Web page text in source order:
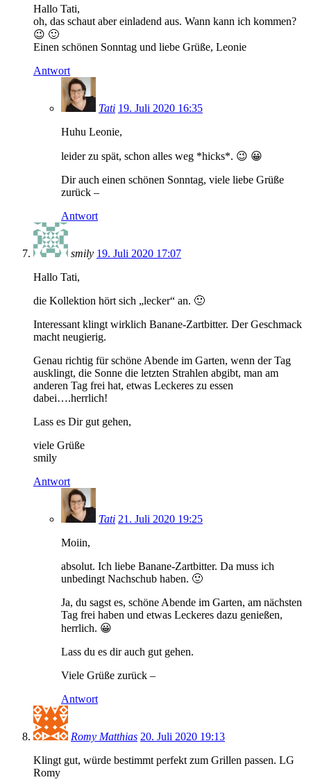
Hallo Tati,
oh, das schaut aber einladend aus. Wann kann ich kommen?
😉 🙂
Einen schönen Sonntag und liebe Grüße, Leonie
Antwort
Tati 19. Juli 2020 16:35
Huhu Leonie,
leider zu spät, schon alles weg *hicks*. 😉 😀
Dir auch einen schönen Sonntag, viele liebe Grüße
zurück –
Antwort
smily 19. Juli 2020 17:07
Hallo Tati,
die Kollektion hört sich „lecker“ an. 🙂
Interessant klingt wirklich Banane-Zartbitter. Der Geschmack
macht neugierig.
Genau richtig für schöne Abende im Garten, wenn der Tag
ausklingt, die Sonne die letzten Strahlen abgibt, man am
anderen Tag frei hat, etwas Leckeres zu essen
dabei….herrlich!
Lass es Dir gut gehen,
viele Grüße
smily
Antwort
Tati 21. Juli 2020 19:25
Moiin,
absolut. Ich liebe Banane-Zartbitter. Da muss ich
unbedingt Nachschub haben. 🙂
Ja, du sagst es, schöne Abende im Garten, am nächsten
Tag frei haben und etwas Leckeres dazu genießen,
herrlich. 😀
Lass du es dir auch gut gehen.
Viele Grüße zurück –
Antwort
Romy Matthias 20. Juli 2020 19:13
Klingt gut, würde bestimmt perfekt zum Grillen passen. LG
Romy